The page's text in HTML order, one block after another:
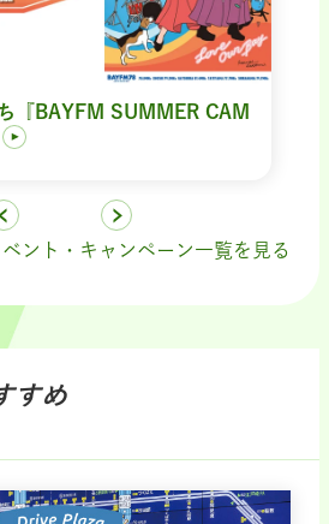
『BAYFM SUMMER CAM
ベント・キャンペーン一覧を見る
すめ